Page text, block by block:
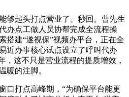
起头打点营业了。秒回。曹先生
办点工做人员协帮完成全流程操
搭建“遂视保”视频办平台，正在全
近办事核心试点设立了呼叫代办
，这不只是营业流程的提质增效，
暖的注脚。
打点高峰期，“为确保平台能更